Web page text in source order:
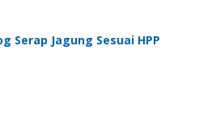
Serap Jagung Sesuai HPP